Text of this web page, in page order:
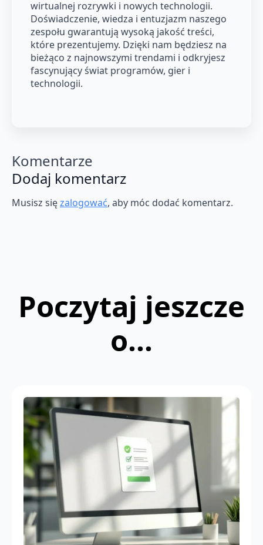
wirtualnej rozrywki i nowych technologii.
Doświadczenie, wiedza i entuzjazm naszego
zespołu gwarantują wysoką jakość treści,
które prezentujemy. Dzięki nam będziesz na
bieżąco z najnowszymi trendami i odkryjesz
fascynujący świat programów, gier i
technologii.
Komentarze
Dodaj komentarz
Musisz sięzalogować, aby móc dodać komentarz.
Poczytaj jeszcze
o...